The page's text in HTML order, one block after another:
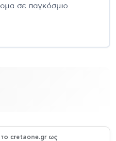
σε παγκόσμιο
cretaone.gr ως